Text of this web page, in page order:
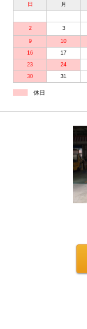
日 月
2 3
9 10
16
17
23
24
30
31
休日